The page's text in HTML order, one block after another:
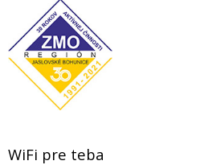
WiFi pre teba